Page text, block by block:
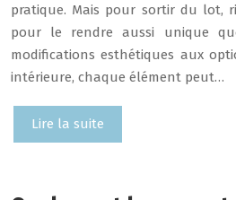
pratique. Mais pour sortir du lot,
pour le rendre aussi unique
modifications esthétiques aux
intérieure, chaque élément peut…
Lire la suite